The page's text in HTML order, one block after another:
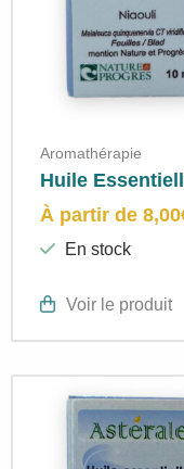
Aromathérapie
Huile
À partir de 8,00
En stock
Voir le produit